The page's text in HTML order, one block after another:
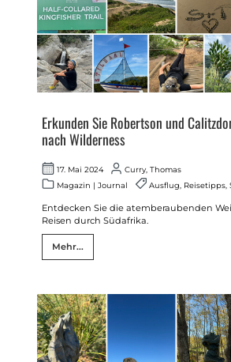
Erkunden Sie Robertson und
nach Wilderness
17. Mai 2024
Curry, Thomas
Magazin | Journal Ausflug Reisetipps ,
Entdecken Sie die atemberaubenden
Reisen durch Südafrika.
Mehr...